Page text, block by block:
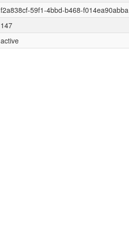
f2a838cf-59f1-4bbd-b468-f014ea90abba
147
active